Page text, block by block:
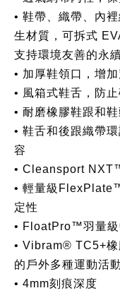
• 鞋帶、織帶、內
生材質，可拆式
支持環境友善的永
• 加厚鞋領口，增
• 風箱式鞋舌，防
• 耐磨橡膠鞋跟和
• 鞋舌和後跟織帶
容
• Cleansport
• 輕量級
定性
• FloatPro™羽量級
• Vibram® TC5+橡
的戶外多種運動活
• 4mm刻痕深度